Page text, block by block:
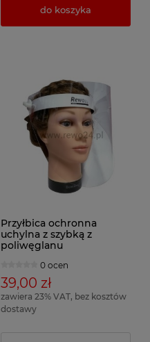
do koszyka
Przyłbica ochronna
uchylna z szybką z
poliwęglanu
0 ocen
39,00 zł
zawiera 23% VAT, bez kosztów
dostawy